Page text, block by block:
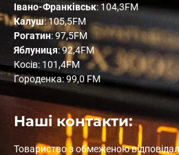
Івано-Франківськ: 104,3FM
Калуш: 105,5FM
Рогатин: 97,5FM
Яблуниця: 92,4FM
Косів: 101,4FM
Городенка: 99,0 FM
Наші контакти:
Товариство з обмеженою